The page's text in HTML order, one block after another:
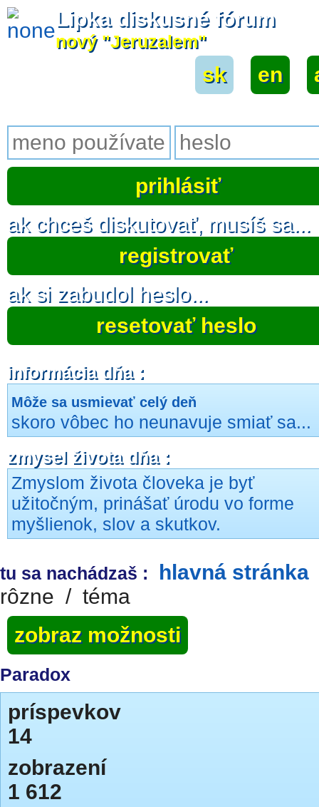
Lipka diskusné fórum
nový "Jeruzalem"
sk en
ak chceš diskutovať, musíš sa...
registrovať
ak si zabudol heslo...
resetovať heslo
informácia dňa :
Môže sa usmievať celý deň
skoro vôbec ho neunavuje smiať sa...
zmysel života dňa :
Zmyslom života človeka je byť
užitočným, prinášať úrodu vo forme
myšlienok, slov a skutkov.
tu sa nachádzaš : hlavná stránka
rôzne / téma
zobraz možnosti
Paradox
príspevkov
14
zobrazení
1 612